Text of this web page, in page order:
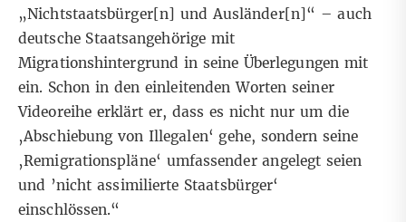
„Nichtstaatsbürger[n] und Ausländer[n]“ – auch
deutsche Staatsangehörige mit
Migrationshintergrund in seine Überlegungen mit
ein. Schon in den einleitenden Worten seiner
Videoreihe erklärt er, dass es nicht nur um die
‚Abschiebung von Illegalen‘ gehe, sondern seine
‚Remigrationspläne‘ umfassender angelegt seien
und ’nicht assimilierte Staatsbürger‘
einschlössen.“